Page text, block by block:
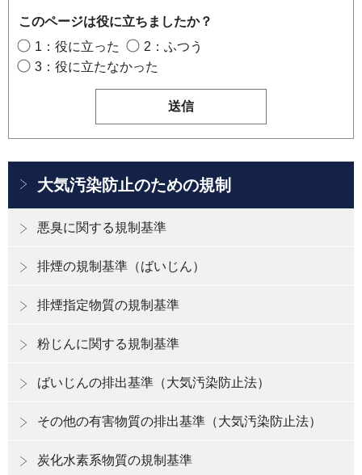
このページは役に立ちましたか？
1：役に立った
2：ふつう
3：役に立たなかった
大気汚染防止のための規制
悪臭に関する規制基準
排煙の規制基準（ばいじん）
排煙指定物質の規制基準
粉じんに関する規制基準
ばいじんの排出基準（大気汚染防止法）
その他の有害物質の排出基準（大気汚染防止法）
炭化水素系物質の規制基準